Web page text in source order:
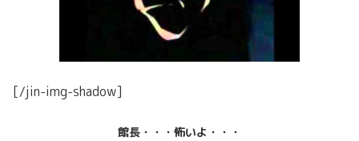
[/jin-img-shadow]
館長・・・怖いよ・・・